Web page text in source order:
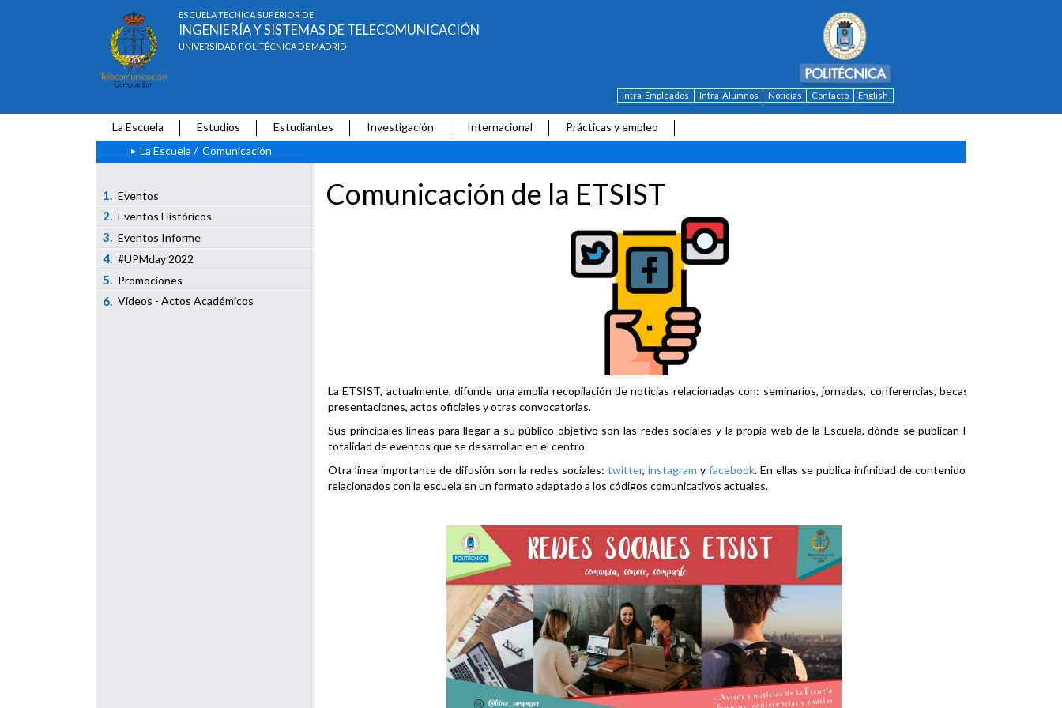
ESCUELA TÉCNICA SUPERIOR DE
INGENIERÍA Y SISTEMAS DE TELECOMUNICACIÓN
UNIVERSIDAD POLITÉCNICA DE MADRID
Intra-Empleados Intra-Alumnos Noticias Contacto English
La Escuela Estudios Estudiantes Investigación Internacional
Prácticas y empleo
La Escuela / Comunicación
1. Eventos
2. Eventos Históricos
3. Eventos Informe
4. #UPMday 2022
5. Promociones
6. Vídeos - Actos Académicos
Comunicación de la ETSIST
La ETSIST, actualmente, difunde una amplia recopilación de noticias relacionadas con: seminarios, jornadas, conferencias, becas,
presentaciones, actos oficiales y otras convocatorias.
Sus principales líneas para llegar a su público objetivo son las redes sociales y la propia web de la Escuela, dónde se publican la
totalidad de eventos que se desarrollan en el centro.
Otra línea importante de difusión son la redes sociales: twitter, instagram y facebook. En ellas se publica infinidad de contenidos
relacionados con la escuela en un formato adaptado a los códigos comunicativos actuales.